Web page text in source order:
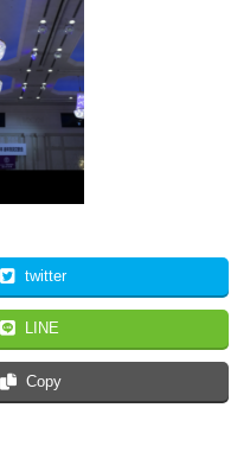
twitter
LINE
Copy